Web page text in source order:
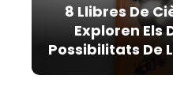
8 Llibres De
Exploren Els
Possibilitats De